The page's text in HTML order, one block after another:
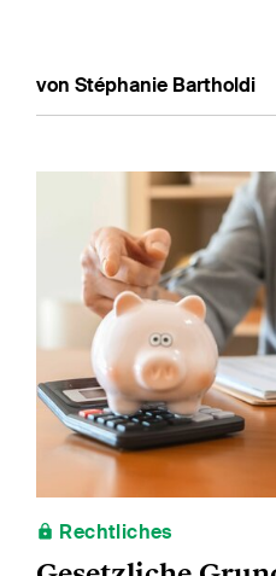
von Stéphanie Bartholdi
Rechtliches